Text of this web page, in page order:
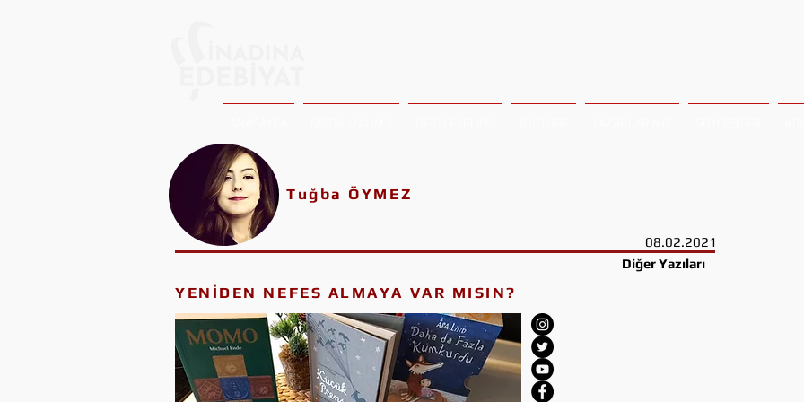
Tuğba ÖYMEZ
08.02.2021
Diğer Yazıları
YENİDEN NEFES ALMAYA VAR MISIN?